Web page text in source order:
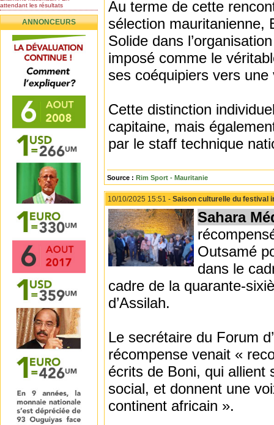
attendant les résultats
Nomination de l’Honorable Diye
Ba au poste de...
Mauritanie : les résultats du
baccalauréat 2026...
Mauritanie : Les 10 premiers au
BEPC 2026
Un syndicat de l’enseignement
rejette la...
ANNONCEURS
Au terme de cette
sélection mauritanienne,
Solide dans
imposé comme le
ses coéquipiers vers
Cette distinction
capitaine, mais
par le staff technique
Source : Rim Sport - Mauritanie
10/10/2025 15:51 - Saison culturelle du festival
Sahara
Outsamé
dans le
cadre de la quarante-
d’Assilah.
Le secrétaire du Forum
récompense venait «
écrits de Boni, qui allient
social, et donnent une
continent africain ».